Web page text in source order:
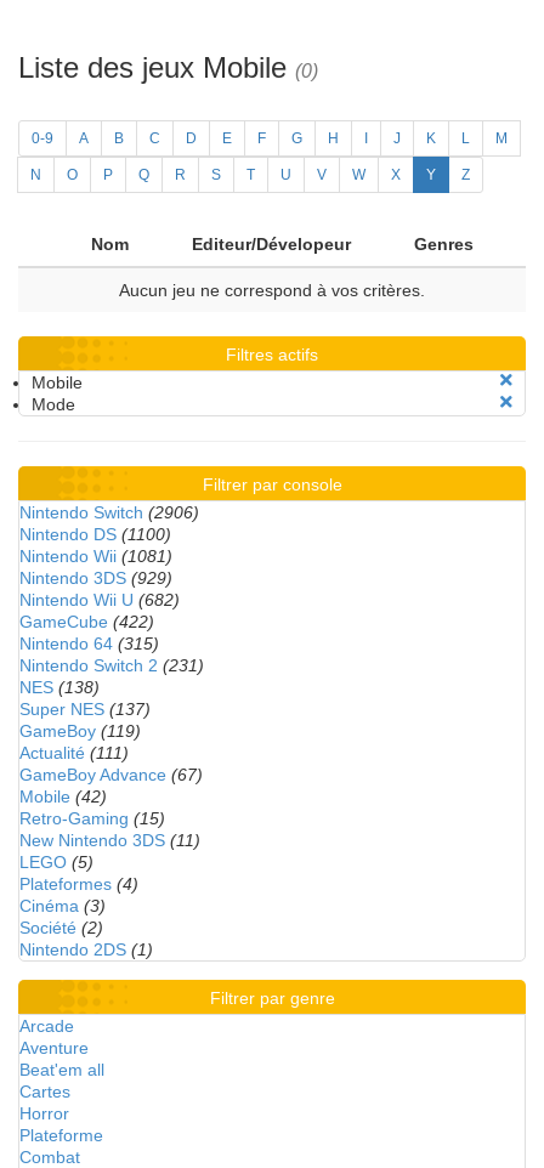
Liste des jeux Mobile (0)
0-9 A B C D E F G H J K L M
N O P Q R S T U V W X Y Z
Nom Editeur/Dévelopeur Genres
Aucun jeu ne correspond à vos critères.
Filtres actifs
Mobile
Mode
Filtrer par console
Nintendo Switch (2906)
Nintendo DS (1100)
Nintendo Wii (1081)
Nintendo 3DS (929)
Nintendo Wii U (682)
GameCube (422)
Nintendo 64 (315)
Nintendo Switch 2 (231)
NES (138)
Super NES (137)
GameBoy (119)
Actualité (111)
GameBoy Advance (67)
Mobile (42)
Retro-Gaming (15)
New Nintendo 3DS (11)
LEGO (5)
Plateformes (4)
Cinéma (3)
Société (2)
Nintendo 2DS (1)
Filtrer par genre
Arcade
Aventure
Beat'em all
Cartes
Horror
Plateforme
Combat